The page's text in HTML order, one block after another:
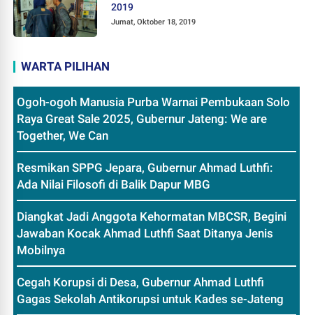
2019
Jumat, Oktober 18, 2019
WARTA PILIHAN
Ogoh-ogoh Manusia Purba Warnai Pembukaan Solo
Raya Great Sale 2025, Gubernur Jateng: We are
Together, We Can
Resmikan SPPG Jepara, Gubernur Ahmad Luthfi:
Ada Nilai Filosofi di Balik Dapur MBG
Diangkat Jadi Anggota Kehormatan MBCSR, Begini
Jawaban Kocak Ahmad Luthfi Saat Ditanya Jenis
Mobilnya
Cegah Korupsi di Desa, Gubernur Ahmad Luthfi
Gagas Sekolah Antikorupsi untuk Kades se-Jateng